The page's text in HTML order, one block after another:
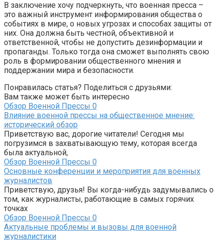
В заключение хочу подчеркнуть, что военная пресса –
это важный инструмент информирования общества о
событиях в мире, о новых угрозах и способах защиты от
них. Она должна быть честной, объективной и
ответственной, чтобы не допустить дезинформации и
пропаганды. Только тогда она сможет выполнять свою
роль в формировании общественного мнения и
поддержании мира и безопасности.
Понравилась статья? Поделиться с друзьями:
Вам также может быть интересно
Обзор Военной Прессы 0
Влияние военной прессы на общественное мнение:
исторический обзор
Приветствую вас, дорогие читатели! Сегодня мы
погрузимся в захватывающую тему, которая всегда
была актуальной,
Обзор Военной Прессы 0
Основные конференции и мероприятия для военных
журналистов
Приветствую, друзья! Вы когда-нибудь задумывались о
том, как журналисты, работающие в самых горячих
точках
Обзор Военной Прессы 0
Актуальные проблемы и вызовы для военной
журналистики